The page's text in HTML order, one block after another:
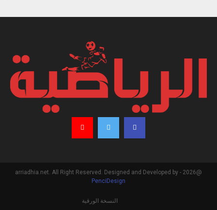
@2026 - arriadhia.net. All Right Reserved. Designed and Developed by
PenciDesign
النسخة الورقية